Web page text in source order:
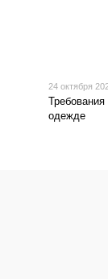
24 октября
одежде